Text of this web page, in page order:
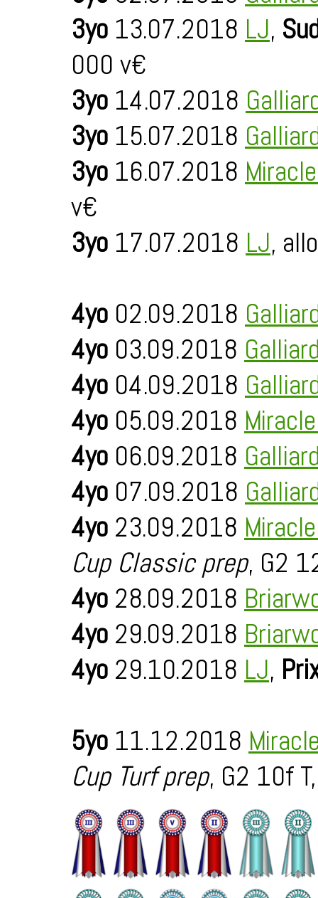
3yo 13.07.2018 LJ,
000 v€
3yo 14.07.2018
3yo 15.07.2018
3yo 16.07.2018
v€
3yo 17.07.2018 LJ,
4yo 02.09.2018
4yo 03.09.2018
4yo 04.09.2018
4yo 05.09.2018
4yo 06.09.2018
4yo 07.09.2018
4yo 23.09.2018
Cup Classic prep, G2
4yo 28.09.2018
4yo 29.09.2018
4yo 29.10.2018 LJ,
5yo 11.12.2018
Cup Turf prep, G2 10f